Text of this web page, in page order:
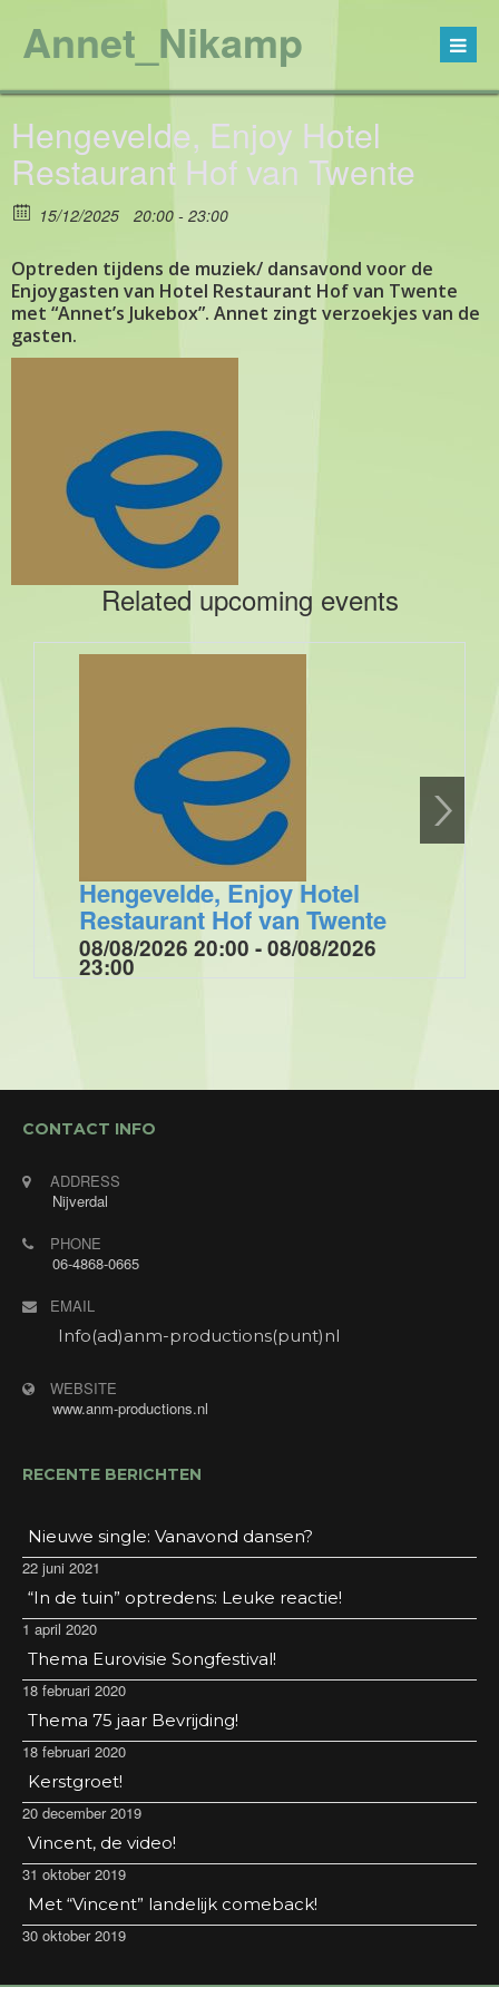
Annet_Nikamp
Hengevelde, Enjoy Hotel
Restaurant Hof van Twente
15/12/2025 20:00 - 23:00
Optreden tijdens de muziek/ dansavond voor de
Enjoygasten van Hotel Restaurant Hof van Twente
met “Annet’s Jukebox”. Annet zingt verzoekjes van de
gasten.
Related upcoming events
Hengevelde, Enjoy Hotel
Restaurant Hof van Twente
08/08/2026 20:00 - 08/08/2026
23:00
CONTACT INFO
ADDRESS
Nijverdal
PHONE
06-4868-0665
EMAIL
Info(ad)anm-productions(punt)nl
WEBSITE
www.anm-productions.nl
RECENTE BERICHTEN
Nieuwe single: Vanavond dansen?
22 juni 2021
“In de tuin” optredens: Leuke reactie!
1 april 2020
Thema Eurovisie Songfestival!
18 februari 2020
Thema 75 jaar Bevrijding!
18 februari 2020
Kerstgroet!
20 december 2019
Vincent, de video!
31 oktober 2019
Met “Vincent” landelijk comeback!
30 oktober 2019